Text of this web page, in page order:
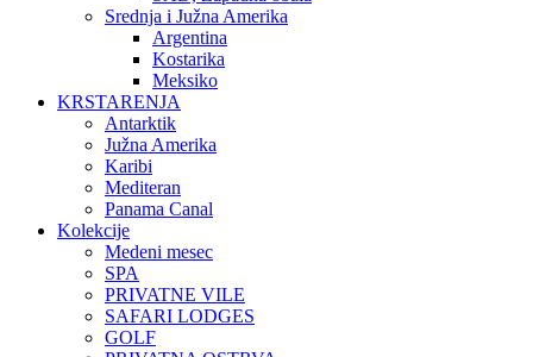
Srednja i Južna Amerika
Argentina
Kostarika
Meksiko
KRSTARENJA
Antarktik
Južna Amerika
Karibi
Mediteran
Panama Canal
Kolekcije
Medeni mesec
SPA
PRIVATNE VILE
SAFARI LODGES
GOLF